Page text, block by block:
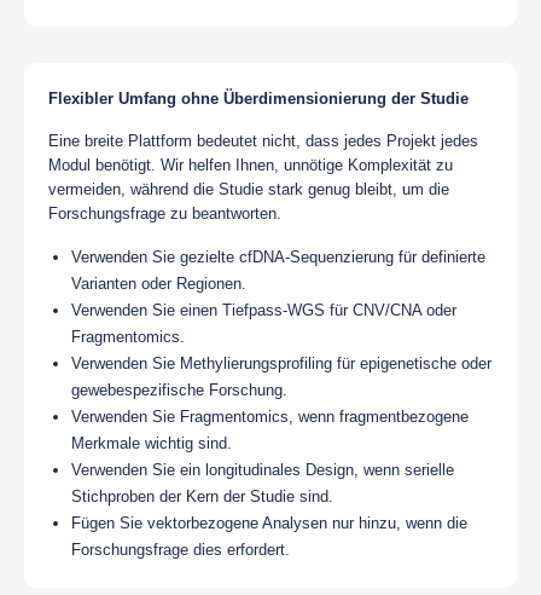
Flexibler Umfang ohne Überdimensionierung der Studie
Eine breite Plattform bedeutet nicht, dass jedes Projekt jedes
Modul benötigt. Wir helfen Ihnen, unnötige Komplexität zu
vermeiden, während die Studie stark genug bleibt, um die
Forschungsfrage zu beantworten.
Verwenden Sie gezielte cfDNA-Sequenzierung für definierte
Varianten oder Regionen.
Verwenden Sie einen Tiefpass-WGS für CNV/CNA oder
Fragmentomics.
Verwenden Sie Methylierungsprofiling für epigenetische oder
gewebespezifische Forschung.
Verwenden Sie Fragmentomics, wenn fragmentbezogene
Merkmale wichtig sind.
Verwenden Sie ein longitudinales Design, wenn serielle
Stichproben der Kern der Studie sind.
Fügen Sie vektorbezogene Analysen nur hinzu, wenn die
Forschungsfrage dies erfordert.